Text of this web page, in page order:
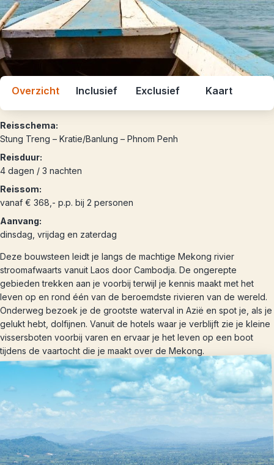
Overzicht Inclusief Exclusief Kaart
Reisschema:
Stung Treng – Kratie/Banlung – Phnom Penh
Reisduur:
4 dagen / 3 nachten
Reissom:
vanaf € 368,- p.p. bij 2 personen
Aanvang:
dinsdag, vrijdag en zaterdag
Deze bouwsteen leidt je langs de machtige Mekong rivier
stroomafwaarts vanuit Laos door Cambodja. De ongerepte
gebieden trekken aan je voorbij terwijl je kennis maakt met het
leven op en rond één van de beroemdste rivieren van de wereld.
Onderweg bezoek je de grootste waterval in Azië en spot je, als je
gelukt hebt, dolfijnen. Vanuit de hotels waar je verblijft zie je kleine
vissersboten voorbij varen en ervaar je het leven op een boot
tijdens de vaartocht die je maakt over de Mekong.